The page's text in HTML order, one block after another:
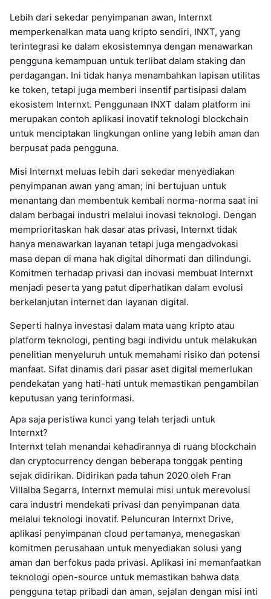
Lebih dari sekedar penyimpanan awan, Internxt
memperkenalkan mata uang kripto sendiri, INXT, yang
terintegrasi ke dalam ekosistemnya dengan menawarkan
pengguna kemampuan untuk terlibat dalam staking dan
perdagangan. Ini tidak hanya menambahkan lapisan utilitas
ke token, tetapi juga memberi insentif partisipasi dalam
ekosistem Internxt. Penggunaan INXT dalam platform ini
merupakan contoh aplikasi inovatif teknologi blockchain
untuk menciptakan lingkungan online yang lebih aman dan
berpusat pada pengguna.
Misi Internxt meluas lebih dari sekedar menyediakan
penyimpanan awan yang aman; ini bertujuan untuk
menantang dan membentuk kembali norma-norma saat ini
dalam berbagai industri melalui inovasi teknologi. Dengan
memprioritaskan hak dasar atas privasi, Internxt tidak
hanya menawarkan layanan tetapi juga mengadvokasi
masa depan di mana hak digital dihormati dan dilindungi.
Komitmen terhadap privasi dan inovasi membuat Internxt
menjadi peserta yang patut diperhatikan dalam evolusi
berkelanjutan internet dan layanan digital.
Seperti halnya investasi dalam mata uang kripto atau
platform teknologi, penting bagi individu untuk melakukan
penelitian menyeluruh untuk memahami risiko dan potensi
manfaat. Sifat dinamis dari pasar aset digital memerlukan
pendekatan yang hati-hati untuk memastikan pengambilan
keputusan yang terinformasi.
Apa saja peristiwa kunci yang telah terjadi untuk
Internxt?
Internxt telah menandai kehadirannya di ruang blockchain
dan cryptocurrency dengan beberapa tonggak penting
sejak didirikan. Didirikan pada tahun 2020 oleh Fran
Villalba Segarra, Internxt memulai misi untuk merevolusi
cara industri mendekati privasi dan penyimpanan data
melalui teknologi inovatif. Peluncuran Internxt Drive,
aplikasi penyimpanan cloud pertamanya, menegaskan
komitmen perusahaan untuk menyediakan solusi yang
aman dan berfokus pada privasi. Aplikasi ini memanfaatkan
teknologi open-source untuk memastikan bahwa data
pengguna tetap pribadi dan aman, sejalan dengan misi inti